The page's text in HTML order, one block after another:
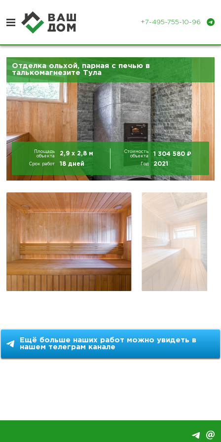
+7-495-755-10-96
Отделка деревянных домов
Отделка бань и парных
Портфолио
Контакты
Отделка ольхой, парная с печью в
талькомагнезите Тула
Площадь
объекта
2,9 х 2,8 м
Стоимость
объекта
1 304 580₽
Срок работ 18 дней Год 2021
Ещё больше наших работ можно увидеть в
нашем телеграм канале
